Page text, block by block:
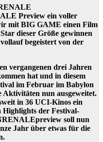
Preview ein voller
mit BIG GAME einen Film
dieser Größe gewinnen
begeistert von der
vergangenen drei Jahren
hat und in diesem
im Februar im Babylon
nun ausgeweitet.
in 36 UCI-Kinos ein
der Festival-
soll nun
Jahr über etwas für die